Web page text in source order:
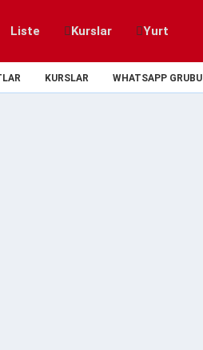
Liste Kurslar Yurt
KURSLAR WHATSAPP GRUBU